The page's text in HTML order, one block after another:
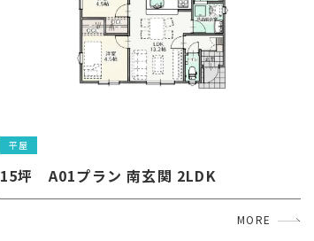
平屋
15坪　A01プラン 南玄関 2LDK
MORE